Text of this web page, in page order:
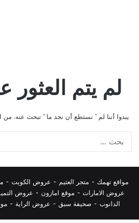
لم يتم العثور
يبدوا أننا لم ’ نستطع أن نجد ما ’ تبحث عنه.
مواقع تهمك - متجر العثيم - عروض الكويت -
عروض الامارات - موقع امازون - عروض
الدانوب - صحيفة سبق - عروض الراية -